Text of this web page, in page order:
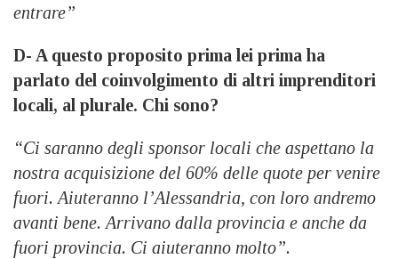
entrare”
D- A questo proposito prima lei prima ha
parlato del coinvolgimento di altri imprenditori
locali, al plurale. Chi sono?
“Ci saranno degli sponsor locali che aspettano la
nostra acquisizione del 60% delle quote per venire
fuori. Aiuteranno l’Alessandria, con loro andremo
avanti bene. Arrivano dalla provincia e anche da
fuori provincia. Ci aiuteranno molto”.